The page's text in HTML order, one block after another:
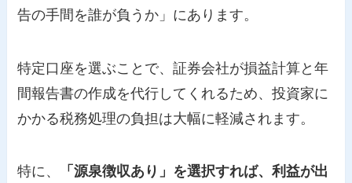
告の手間を誰が負うか」にあります。
特定口座を選ぶことで、証券会社が損益計算と年
間報告書の作成を代行してくれるため、投資家に
かかる税務処理の負担は大幅に軽減されます。
特に、
「源泉徴収あり」を選択すれば、利益が出